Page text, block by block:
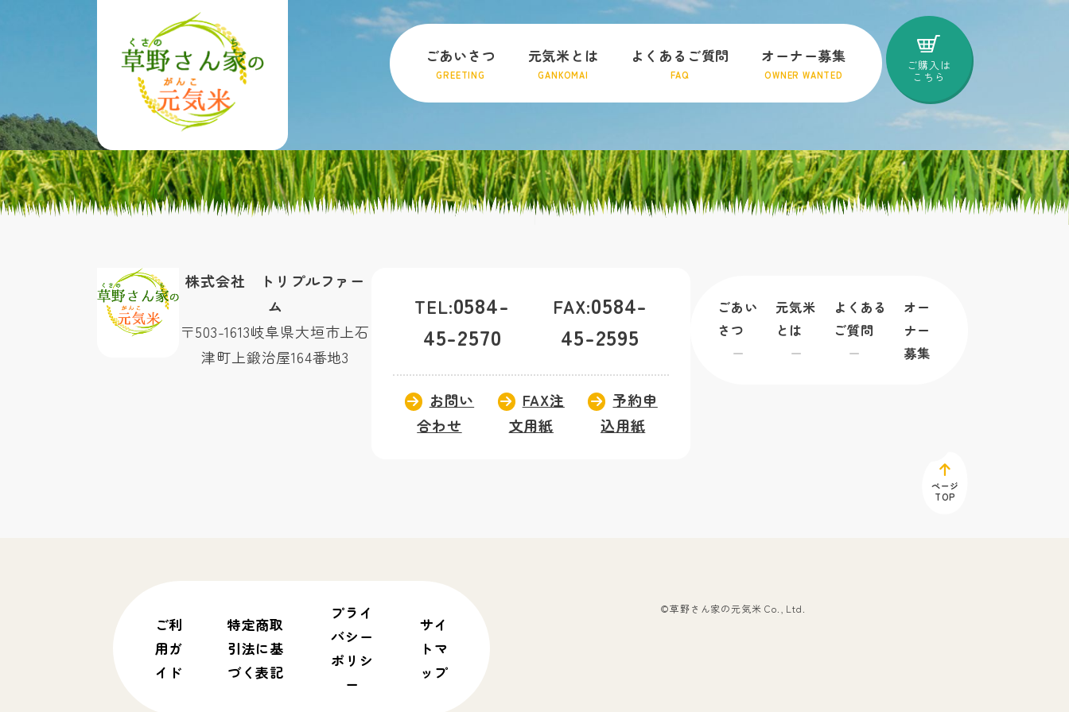
ごあいさつ
GREETING
元気米とは
GANKOMAI
よくあるご質問
FAQ
オーナー募集
OWNER WANTED
ご購入は
こちら
株式会社 トリプルファー
ム
〒503-1613岐阜県大垣市上石
津町上鍛治屋164番地3
TEL:0584-
45-2570
FAX:0584-
45-2595
お問い
合わせ
FAX注
文用紙
予約申
込用紙
ごあい
さつ
元気米
とは
よくある
ご質問
オー
ナー
募集
ページ
TOP
ご利
用ガ
イド
特定商取
引法に基
づく表記
プライ
バシー
ポリシ
ー
サイ
トマ
ップ
©草野さん家の元気米 Co., Ltd.